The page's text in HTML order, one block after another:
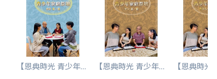
【恩典時光 青少年... 【恩典時光 青少年... 【恩典時光